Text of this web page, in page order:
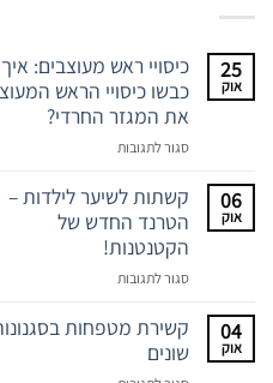
25
אוק
כיסויי ראש מעוצבים: איך
כבשו כיסויי הראש
את המגזר החרדי?
סגור לתגובותעל
ראש
מעוצבים:
איך
כבשו
כיסויי
המעוצבים
06
אוק
קשתות לשיער לילדות –
הטרנד החדש של
הקטנטנות!
סגור לתגובותעל
לשיער
04
אוק
קשירת מטפחות
שונים